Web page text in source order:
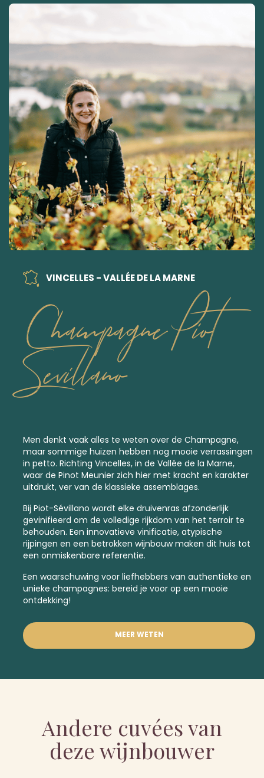
VINCELLES - VALLÉE DE LA MARNE
Champagne Piot
Sevillano
Men denkt vaak alles te weten over de Champagne,
maar sommige huizen hebben nog mooie verrassingen
in petto. Richting Vincelles, in de Vallée de la Marne,
waar de Pinot Meunier zich hier met kracht en karakter
uitdrukt, ver van de klassieke assemblages.
Bij Piot-Sévillano wordt elke druivenras afzonderlijk
gevinifieerd om de volledige rijkdom van het terroir te
behouden. Een innovatieve vinificatie, atypische
rijpingen en een betrokken wijnbouw maken dit huis tot
een onmiskenbare referentie.
Een waarschuwing voor liefhebbers van authentieke en
unieke champagnes: bereid je voor op een mooie
ontdekking!
MEER WETEN
Andere cuvées van
deze wijnbouwer